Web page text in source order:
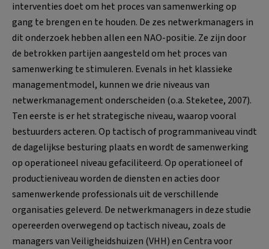
interventies doet om het proces van samenwerking op
gang te brengen en te houden. De zes netwerkmanagers in
dit onderzoek hebben allen een NAO-positie. Ze zijn door
de betrokken partijen aangesteld om het proces van
samenwerking te stimuleren. Evenals in het klassieke
managementmodel, kunnen we drie niveaus van
netwerkmanagement onderscheiden (o.a. Steketee, 2007).
Ten eerste is er het strategische niveau, waarop vooral
bestuurders acteren. Op tactisch of programmaniveau vindt
de dagelijkse besturing plaats en wordt de samenwerking
op operationeel niveau gefaciliteerd. Op operationeel of
productieniveau worden de diensten en acties door
samenwerkende professionals uit de verschillende
organisaties geleverd. De netwerkmanagers in deze studie
opereerden overwegend op tactisch niveau, zoals de
managers van Veiligheidshuizen (VHH) en Centra voor